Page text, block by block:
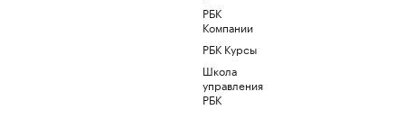
РБК
Компании
РБК Курсы
Школа
управления
РБК